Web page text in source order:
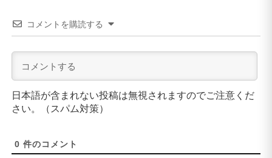
コメントを購読する
日本語が含まれない投稿は無視されますのでご注意くだ
さい。（スパム対策）
0 件のコメント